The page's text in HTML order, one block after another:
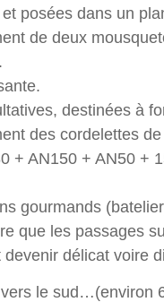
posées dans un
de deux
destinées à
des cordelettes
+ AN150 + AN50
gourmands
que les passages
délicat voire
le sud…(environ